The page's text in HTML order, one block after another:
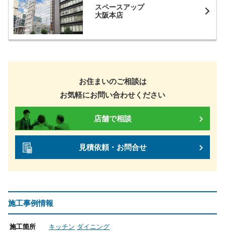
スペースアップ
大阪本店
お住まいのご相談は
お気軽にお問い合わせください
店舗で相談
見積依頼・お問合せ
施工事例情報
施工箇所 キッチン ダイニング